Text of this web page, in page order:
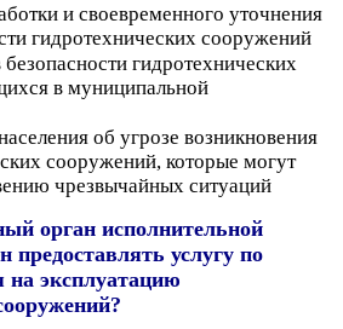
и своевременного уточнения
гидротехнических сооружений
гидротехнических
в муниципальной
об угрозе возникновения
сооружений, которые могут
чрезвычайных ситуаций
орган исполнительной
предоставлять услугу по
на эксплуатацию